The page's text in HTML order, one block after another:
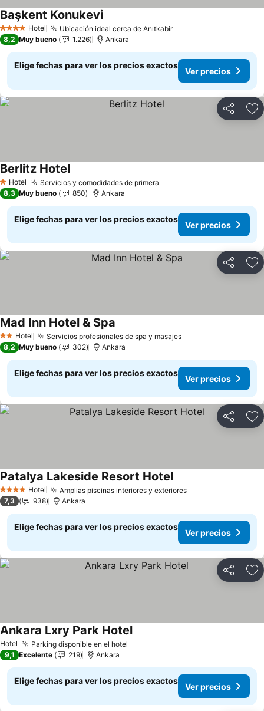
4 EstrellasHotel Ubicación ideal cerca de AnıtkabirVer precios
Başkent KonukeviVer precios
8,2 Muy bueno 1.226 Ankara
Elige fechas para ver los precios exactos
Ver precios
Compartir
1 Estrellas
Hotel Servicios y comodidades de primera
Berlitz HotelVer precios
8,3 Muy bueno 850 Ankara
Elige fechas para ver los precios exactos
Ver precios
Compartir
2 Estrellas
Hotel Servicios profesionales de spa y masajesVer precios
Mad Inn Hotel & Spa
8,2 Muy bueno 302 Ankara
Elige fechas para ver los precios exactos
Ver precios
Compartir
4 EstrellasHotel Amplias piscinas interiores y exterioresVer precios
Patalya Lakeside Resort HotelVer precios
7,3 938 Ankara
Elige fechas para ver los precios exactos
Ver precios
Compartir
Hotel Parking disponible en el hotel
Ankara Lxry Park HotelVer precios
9,1 Excelente 219 Ankara
Elige fechas para ver los precios exactos
Ver precios